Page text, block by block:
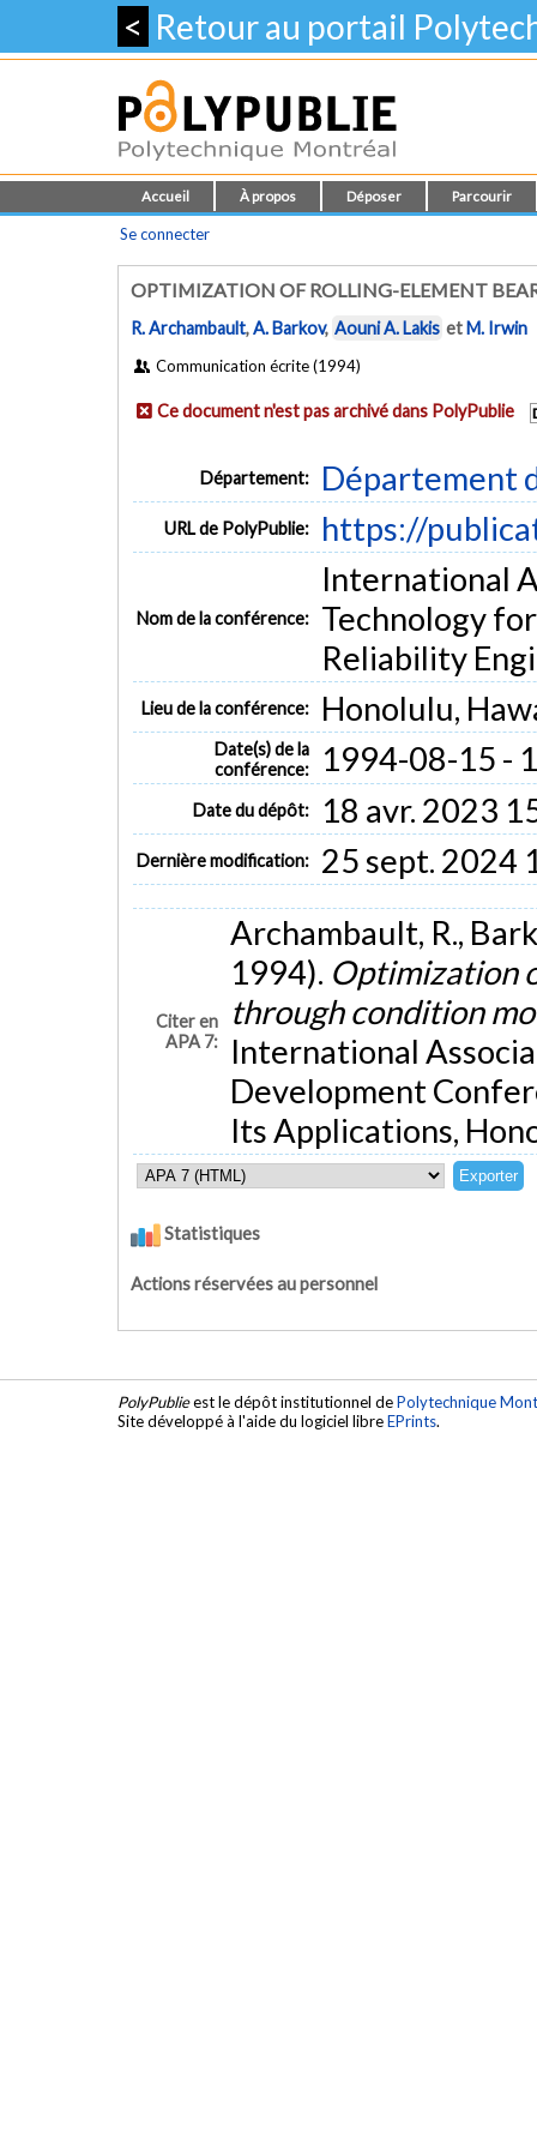
< Retour au portail
Accueil À propos Déposer Parcourir
Se connecter
OPTIMIZATION OF ROLLING-ELEMENT
R. Archambault,A. Barkov, Aouni A. Lakis etM. Irwin
Communication écrite (1994)
Ce document n'est pas archivé dans PolyPublie
Département: Département
URL de PolyPublie: https://
Nom de la conférence:
International
Technology
Reliability
Lieu de la conférence: Honolulu,
Date(s) de la
conférence:
1994-08-15 -
Date du dépôt: 18 avr. 2023
Dernière modification: 25 sept. 2024
Citer en
APA 7:
Archambault, R.,
1994). Optimization
through condition
International
Development
Its Applications,
Statistiques
Actions réservées au personnel
PolyPublieest le dépôt institutionnel dePolytechnique
Site développé à l'aide du logiciel libreEPrints.